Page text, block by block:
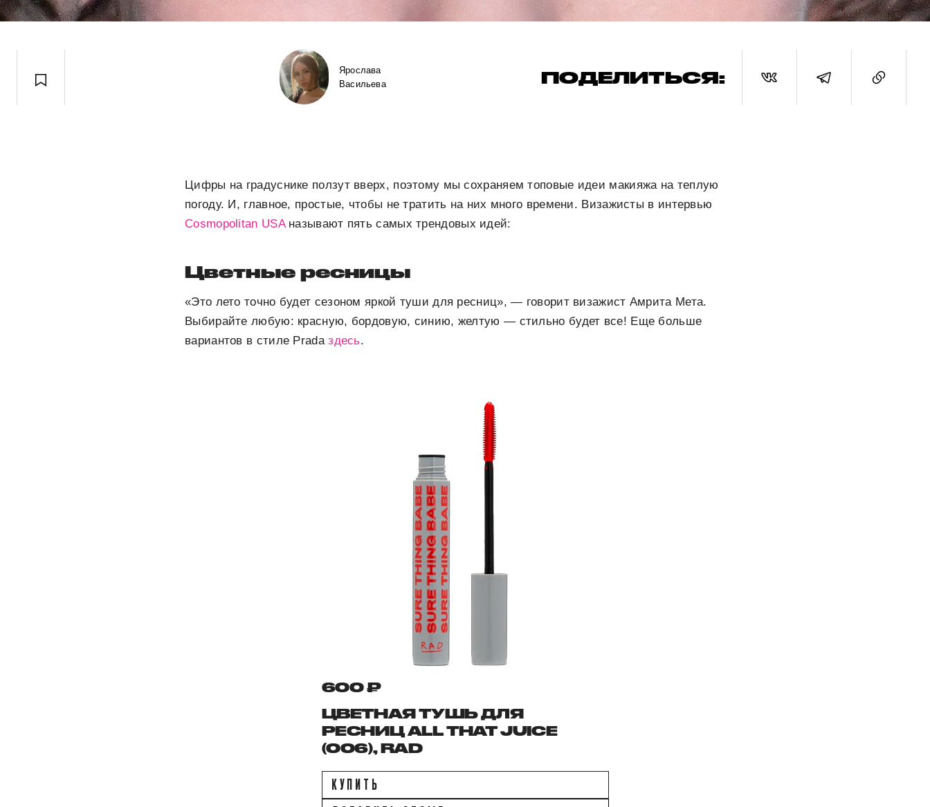
Ярослава
Васильева
ПОДЕЛИТЬСЯ:
Цифры на градуснике ползут вверх, поэтому мы сохраняем топовые идеи макияжа на теплую
погоду. И, главное, простые, чтобы не тратить на них много времени. Визажисты в интервью
Cosmopolitan USAназывают пять самых трендовых идей:
Цветные ресницы
«Это лето точно будет сезоном яркой туши для ресниц», — говорит визажист Амрита Мета.
Выбирайте любую: красную, бордовую, синию, желтую — стильно будет все! Еще больше
вариантов в стиле Pradaздесь.
600 ₽
ЦВЕТНАЯ ТУШЬ ДЛЯ
РЕСНИЦ ALL THAT JUICE
(006), RAD
КУПИТЬ